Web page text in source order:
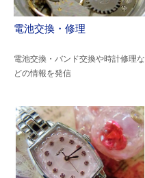
電池交換・修理
電池交換・バンド交換や時計修理な
どの情報を発信